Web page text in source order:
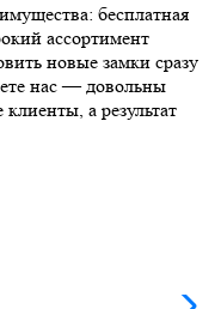
бесплатная
ассортимент
новые замки сразу
нас — довольны
а результат